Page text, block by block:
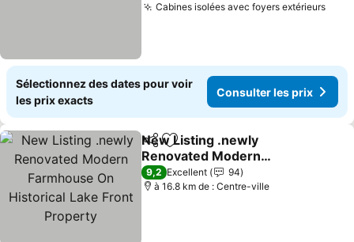
Cabines isolées avec foyers extérieurs
Sélectionnez des dates pour voir
les prix exacts
Consulter les prix
PartagerAjouter à mes favoris
New Listing .newly
Renovated Modern
Farmhouse On Historical
Lake Front Property
Consulter les prix
9,2 Excellent
94
à 16.8 km de : Centre-ville